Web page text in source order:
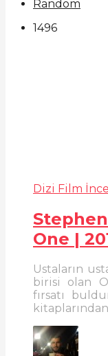
Random
1496
Dizi Film
One |
Ustaların
birisi olan
fırsatı